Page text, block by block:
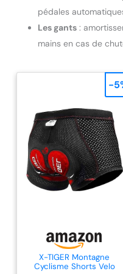
pédales
Les gants :
mains en cas de
X-TIGER Montagne
Cyclisme Shorts Velo
-